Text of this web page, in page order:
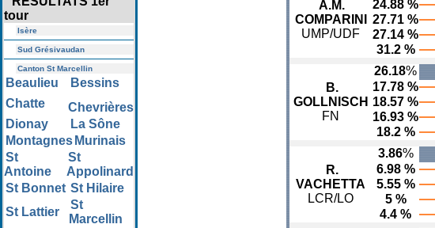
tour
Isère
Sud Grésivaudan
Canton St Marcellin
Beaulieu
Bessins
Chatte
Chevrières
Dionay
La Sône
Montagnes Murinais
St
Antoine
St
Appolinard
St Bonnet St Hilaire
St Lattier
St
Marcellin
A.M.
COMPARINI
UMP/UDF
24.88 %
27.71 %
27.14 %
31.2 %
B.
GOLLNISCH
FN
26.18%
17.78 %
18.57 %
16.93 %
18.2 %
R.
VACHETTA
LCR/LO
3.86%
6.98 %
5.55 %
5 %
4.4 %